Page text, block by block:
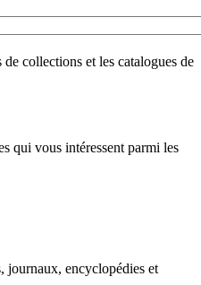
collections et les catalogues de
qui vous intéressent parmi les
journaux, encyclopédies et